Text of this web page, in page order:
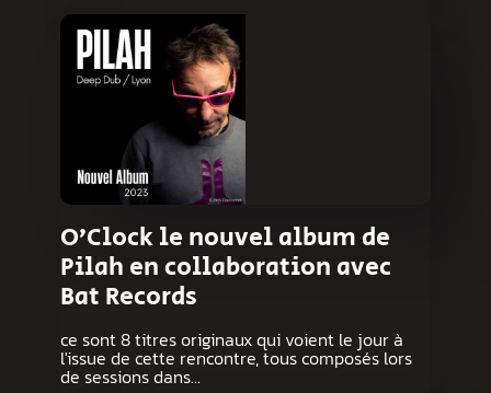
O’Clock le nouvel album de
Pilah en collaboration avec
Bat Records
ce sont 8 titres originaux qui voient le jour à
l'issue de cette rencontre, tous composés lors
de sessions dans…